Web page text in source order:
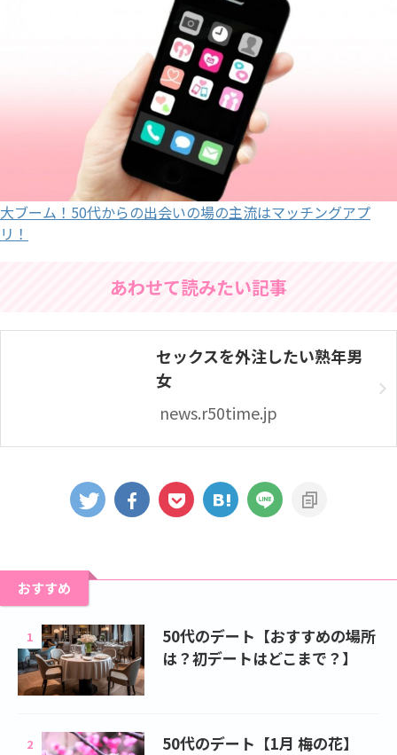
大ブーム！50代からの出会いの場の主流はマッチングアプ
リ！
あわせて読みたい記事
セックスを外注したい熟年男
女
news.r50time.jp
おすすめ
1
50代のデート【おすすめの場所
は？初デートはどこまで？】
2 50代のデート【1月 梅の花】